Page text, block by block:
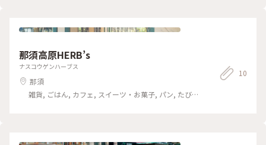
那須高原HERB’s
ナスコウゲンハーブス
那須
雑貨, ごはん, カフェ, スイーツ・お菓子, パン, たびレ
10